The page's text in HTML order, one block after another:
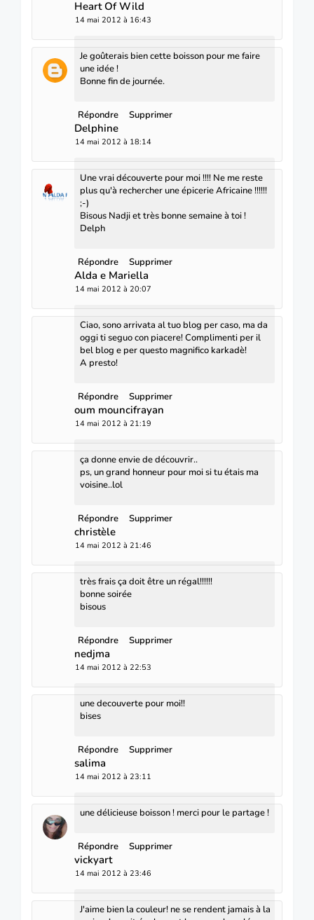
Heart Of Wild
14 mai 2012 à 16:43
Je goûterais bien cette boisson pour me faire
une idée !
Bonne fin de journée.
Répondre Supprimer
Delphine
14 mai 2012 à 18:14
Une vrai découverte pour moi !!!! Ne me reste
plus qu'à rechercher une épicerie Africaine !!!!!!
;-)
Bisous Nadji et très bonne semaine à toi !
Delph
Répondre Supprimer
Alda e Mariella
14 mai 2012 à 20:07
Ciao, sono arrivata al tuo blog per caso, ma da
oggi ti seguo con piacere! Complimenti per il
bel blog e per questo magnifico karkadè!
A presto!
Répondre Supprimer
oum mouncifrayan
14 mai 2012 à 21:19
ça donne envie de découvrir..
ps, un grand honneur pour moi si tu étais ma
voisine..lol
Répondre Supprimer
christèle
14 mai 2012 à 21:46
très frais ça doit être un régal!!!!!!
bonne soirée
bisous
Répondre Supprimer
nedjma
14 mai 2012 à 22:53
une decouverte pour moi!!
bises
Répondre Supprimer
salima
14 mai 2012 à 23:11
une délicieuse boisson ! merci pour le partage !
Répondre Supprimer
vickyart
14 mai 2012 à 23:46
J'aime bien la couleur! ne se rendent jamais à la